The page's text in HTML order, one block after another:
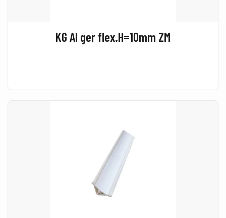
KG Al ger flex.H=10mm ZM